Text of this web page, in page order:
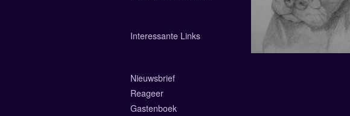
Interessante Links
Nieuwsbrief
Reageer
Gastenboek